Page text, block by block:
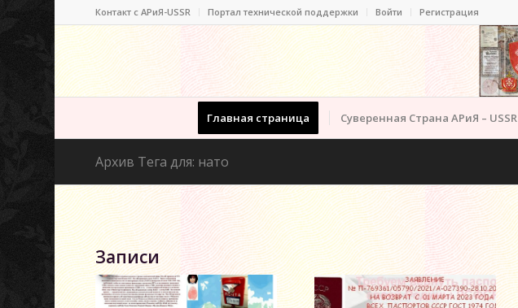
Контакт c АРиЯ-USSR Портал технической поддержки Войти Регистрация
Главная страница Суверенная Страна АРиЯ – USSR
Архив Тега для: нато
Записи